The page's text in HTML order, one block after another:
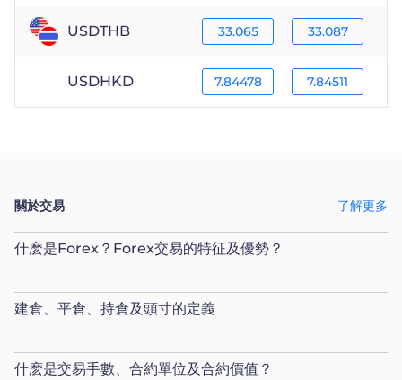
USDTHB 33.065 33.087
USDHKD 7.84478 7.84511
關於交易 了解更多
什麽是Forex？Forex交易的特征及優勢？
建倉、平倉、持倉及頭寸的定義
什麽是交易手數、合約單位及合約價值？